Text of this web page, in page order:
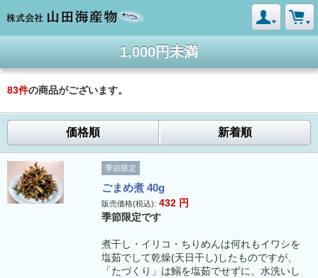
1,000円未満
83件の商品がございます。
価格順 新着順
季節限定
ごまめ煮 40g
販売価格(税込): 432 円
季節限定です
煮干し・イリコ・ちりめんは何れもイワシを
塩茹でして乾燥(天日干し)したものですが、
「たづくり」は鰯を塩茹でせずに、水洗いし